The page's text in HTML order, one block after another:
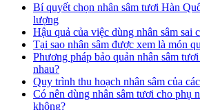
Bí quyết chọn nhân sâm tươi Hàn
lượng
Hậu quả của việc dùng nhân sâm sai
Tại sao nhân sâm được xem là món
Phương pháp bảo quản nhân sâm
nhau?
Quy trình thu hoạch nhân sâm của
Có nên dùng nhân sâm tươi cho phụ
không?